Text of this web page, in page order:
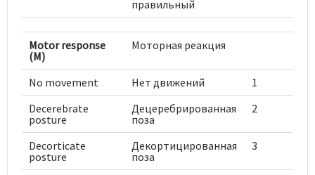
правильный
Motor response
(M)
Моторная реакция
No movement Нет движений
1
Decerebrate
posture
Децеребрированная
поза
2
Decorticate
posture
Декортицированная
поза
3